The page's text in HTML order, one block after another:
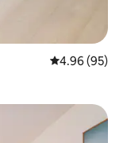
Calificación
4.96 (95)